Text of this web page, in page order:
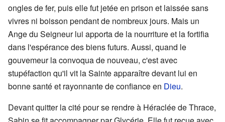
ongles de fer, puis elle fut jetée en prison et laissée sans
vivres ni boisson pendant de nombreux jours. Mais un
Ange du Seigneur lui apporta de la nourriture et la fortifia
dans l'espérance des biens futurs. Aussi, quand le
gouvemeur la convoqua de nouveau, c'est avec
stupéfaction qu'il vit la Sainte apparaître devant lui en
bonne santé et rayonnante de confiance en Dieu.
Devant quitter la cité pour se rendre à Héraclée de Thrace,